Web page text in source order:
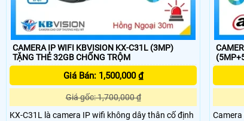
CAMERA IP WIFI KBVISION KX-C31L (3MP)
TẶNG THẺ 32GB CHỐNG TRỘM
Giá Bán: 1,500,000 ₫
Giá gốc: 1,700,000 ₫
KX-C31L là camera IP wifi không dây thân cố định
Camera